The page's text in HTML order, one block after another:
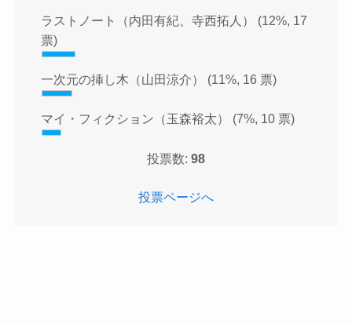
ラストノート（内田有紀、寺西拓人） (12%, 17
票)
一次元の挿し木（山田涼介） (11%, 16 票)
マイ・フィクション（玉森裕太） (7%, 10 票)
投票数: 98
投票ページへ